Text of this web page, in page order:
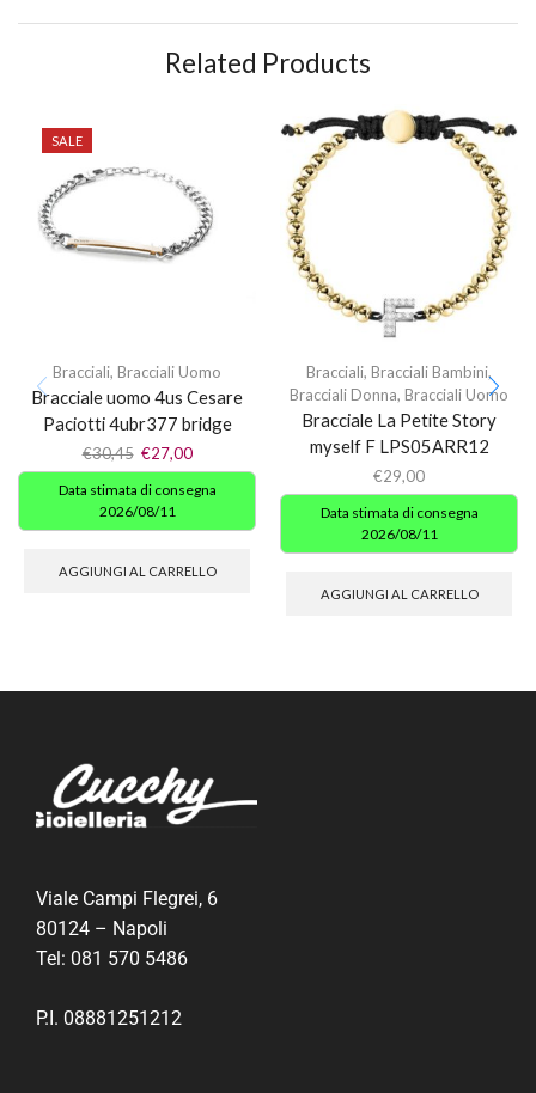
Related Products
SALE
Bracciali, Bracciali Uomo
Bracciale uomo 4us Cesare
Paciotti 4ubr377 bridge
€30,45 €27,00
Data stimata di consegna
2026/08/11
AGGIUNGI AL CARRELLO
Bracciali, Bracciali Bambini,
Bracciali Donna, Bracciali Uomo
Bracciale La Petite Story
myself F LPS05ARR12
€29,00
Data stimata di consegna
2026/08/11
AGGIUNGI AL CARRELLO
Viale Campi Flegrei, 6
80124 – Napoli
Tel: 081 570 5486
P.I. 08881251212